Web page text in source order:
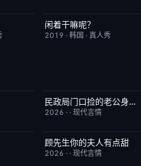
昨日更新
闲着干嘛呢？
2019 · 韩国 · 真人秀
已完结 6.0民政局门口捡的老公身份藏不住了
2026 · · 现代言情
已完结 3.0
顾先生你的夫人有点甜
2026 · · 现代言情